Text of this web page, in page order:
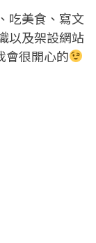
吃美食、寫文
以及架設網站
會很開心的